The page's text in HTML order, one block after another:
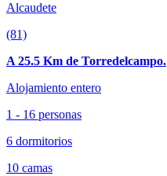
Alcaudete
(81)
A 25.5 Km de Torredelcampo.
Alojamiento entero
1 - 16 personas
6 dormitorios
10 camas